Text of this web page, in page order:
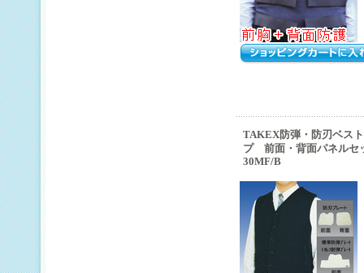
TAKEX防弾・防刃ベ
プ 前面・背面パネルセ
30MF/B